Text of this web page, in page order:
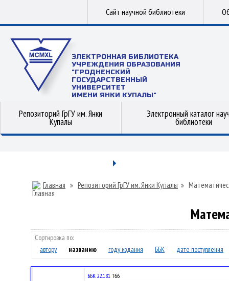
Сайт научной библиотеки
ЭЛЕКТРОННАЯ БИБЛИОТЕКА
УЧРЕЖДЕНИЯ ОБРАЗОВАНИЯ
"ГРОДНЕНСКИЙ
ГОСУДАРСТВЕННЫЙ
УНИВЕРСИТЕТ
ИМЕНИ ЯНКИ КУПАЛЫ"
Репозиторий ГрГУ им. Янки
Купалы
Электронный каталог
библиотеки
Главная » Репозиторий ГрГУ им. Янки Купалы »
Сортировка по:
автору
названию году издания ББК дате поступления
ББК 22.181 Т66